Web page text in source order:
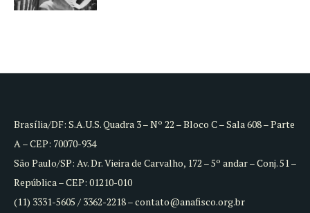
Brasília/DF: S.A.U.S. Quadra 3 – Nº 22 – Bloco C – Sala 608 – Parte
A – CEP: 70070-934
São Paulo/SP: Av. Dr. Vieira de Carvalho, 172 – 5º andar – Conj. 51 –
República – CEP: 01210-010
(11) 3331-5605 / 3362-2218 – contato@anafisco.org.br